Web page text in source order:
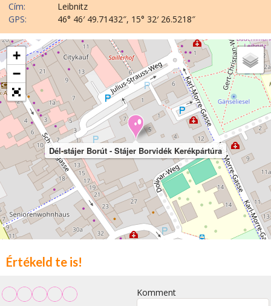
Cím:
Leibnitz
GPS:
46° 46′ 49.71432″, 15° 32′ 26.5218″
Dél-stájer Borút - Stájer Borvidék Kerékpártúra
+
−
Értékeld te is!
Komment